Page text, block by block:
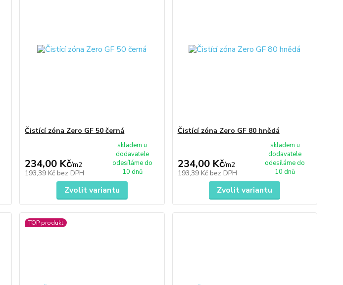
Čistící zóna Zero GF 50 černá
234,00 Kč/m2
193,39 Kč bez DPH
skladem u
dodavatele
odesíláme do
10 dnů
Zvolit variantu
Čistící zóna Zero GF 80 hnědá
234,00 Kč/m2
193,39 Kč bez DPH
skladem u
dodavatele
odesíláme do
10 dnů
Zvolit variantu
TOP produkt